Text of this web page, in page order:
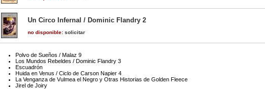
Un Circo Infernal / Dominic Flandry 2
no disponible: solicitar
Polvo de Sueños / Malaz 9
Los Mundos Rebeldes / Dominic Flandry 3
Escuadrón
Huida en Venus / Ciclo de Carson Napier 4
La Venganza de Vulmea el Negro y Otras Historias de Golden Fleece
Jirel de Joiry